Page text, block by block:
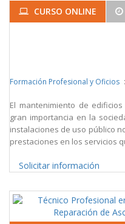
CURSO ONLINE
Formación Profesional y Oficios
El mantenimiento de
gran importancia en la
instalaciones de uso público
prestaciones en los servicios
Solicitar información